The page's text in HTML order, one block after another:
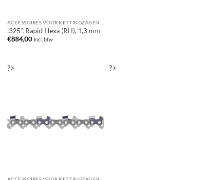
.325", Rapid Hexa (RH), 1,3 mm
€884,00 Incl. btw
?> ?>